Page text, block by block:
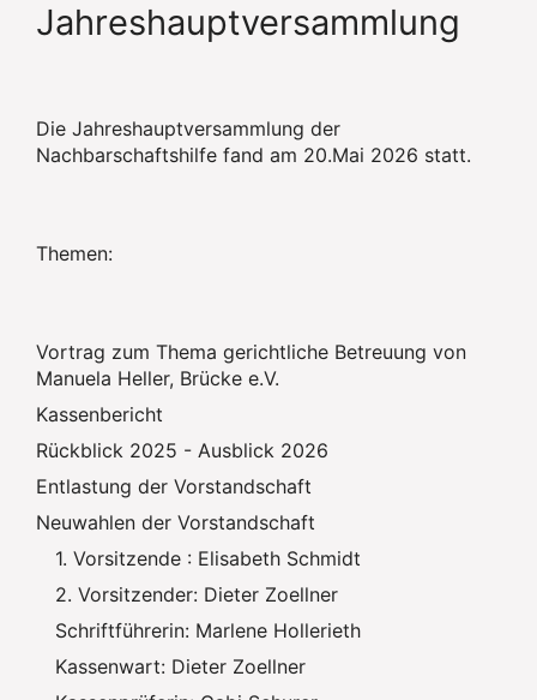
Jahreshauptversammlung
Die Jahreshauptversammlung der
Nachbarschaftshilfe fand am 20.Mai 2026 statt.
Themen:
Vortrag zum Thema gerichtliche Betreuung von
Manuela Heller, Brücke e.V.
Kassenbericht
Rückblick 2025 - Ausblick 2026
Entlastung der Vorstandschaft
Neuwahlen der Vorstandschaft
1. Vorsitzende : Elisabeth Schmidt
2. Vorsitzender: Dieter Zoellner
Schriftführerin: Marlene Hollerieth
Kassenwart: Dieter Zoellner